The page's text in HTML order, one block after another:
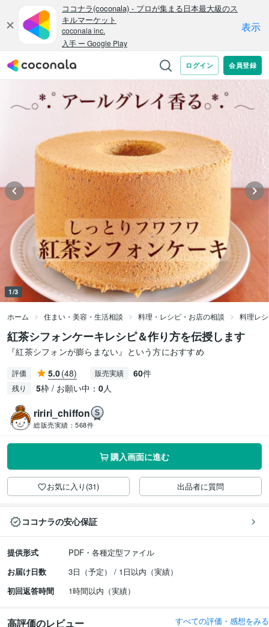
1/3
ホーム 住まい・美容・生活相談 料理・レシピ・お店の相談 料理レ
紅茶シフォンケーキレシピ＆作り方を伝授します
『紅茶シフォンが膨らまない』という方におすすめ
評価 5.0(48) 販売実績 60件
残り 5枠 / お願い中： 0人
ririri_chiffon
総販売実績： 568件
購入画面に進む
お気に入り(31) 出品者に質問
ココナラの安心保証
提供形式
PDF・各種定型ファイル
お届け日数
3日（予定） / 1日以内（実績）
初回返答時間
1時間以内（実績）
高評価のレビュー すべての評価・感想をみる